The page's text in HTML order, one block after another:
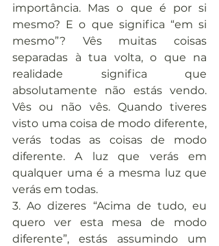
importância. Mas o que é por si
mesmo? E o que significa “em si
mesmo”? Vês muitas coisas
separadas à tua volta, o que na
realidade significa que
absolutamente não estás vendo.
Vês ou não vês. Quando tiveres
visto uma coisa de modo diferente,
verás todas as coisas de modo
diferente. A luz que verás em
qualquer uma é a mesma luz que
verás em todas.
3. Ao dizeres “Acima de tudo, eu
quero ver esta mesa de modo
diferente”, estás assumindo um